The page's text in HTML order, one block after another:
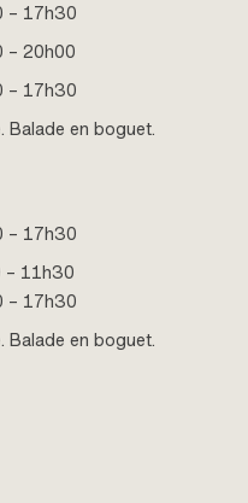
– 17h30
– 20h00
– 17h30
Balade en boguet.
– 17h30
– 11h30
– 17h30
Balade en boguet.